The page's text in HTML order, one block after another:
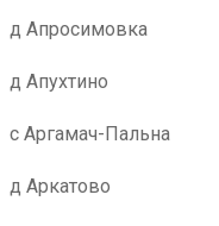
д Апросимовка
д Апухтино
с Аргамач-Пальна
д Аркатово